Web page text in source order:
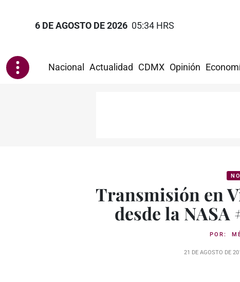
6 DE AGOSTO DE 2026 05:34 HRS
Nacional Actualidad CDMX Opinión
Transmisión en
desde la NASA
POR:
21 DE AGOSTO DE